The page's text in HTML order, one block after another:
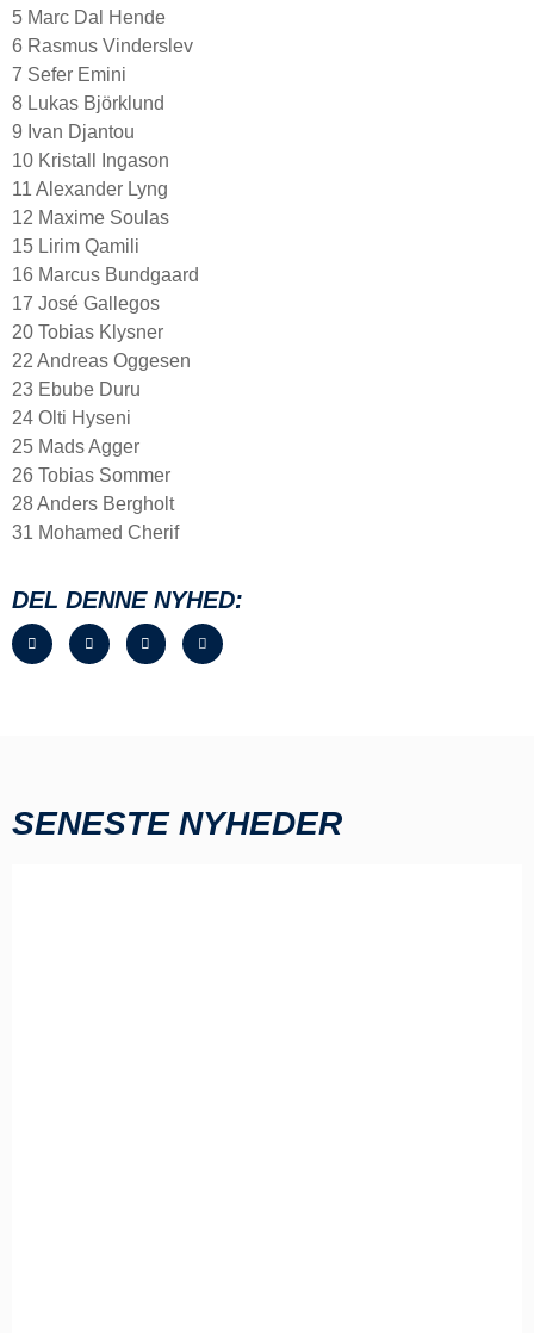
5 Marc Dal Hende
6 Rasmus Vinderslev
7 Sefer Emini
8 Lukas Björklund
9 Ivan Djantou
10 Kristall Ingason
11 Alexander Lyng
12 Maxime Soulas
15 Lirim Qamili
16 Marcus Bundgaard
17 José Gallegos
20 Tobias Klysner
22 Andreas Oggesen
23 Ebube Duru
24 Olti Hyseni
25 Mads Agger
26 Tobias Sommer
28 Anders Bergholt
31 Mohamed Cherif
DEL DENNE NYHED:
SENESTE NYHEDER